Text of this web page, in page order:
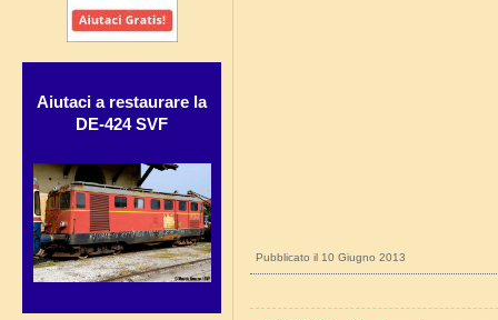
Aiutaci a restaurare la
DE-424 SVF
Pubblicato il 10 Giugno 2013